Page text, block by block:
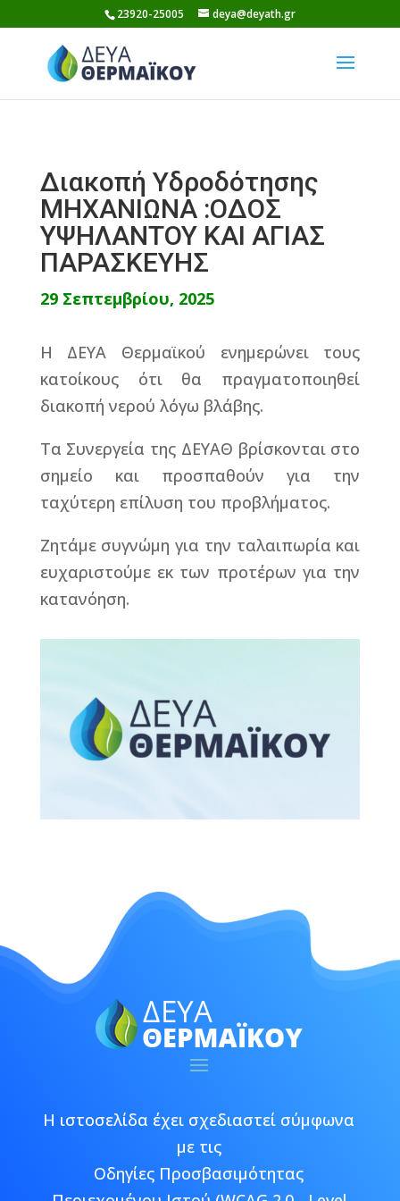
to
content
23920-25005 deya@deyath.gr
Διακοπή Υδροδότησης
ΜΗΧΑΝΙΩΝΑ :ΟΔΟΣ
ΥΨΗΛΑΝΤΟΥ ΚΑΙ ΑΓΙΑΣ
ΠΑΡΑΣΚΕΥΗΣ
29 Σεπτεμβρίου, 2025
Η ΔΕΥΑ Θερμαϊκού ενημερώνει τους
κατοίκους ότι θα πραγματοποιηθεί
διακοπή νερού λόγω βλάβης.
Τα Συνεργεία της ΔΕΥΑΘ βρίσκονται στο
σημείο και προσπαθούν για την
ταχύτερη επίλυση του προβλήματος.
Ζητάμε συγνώμη για την ταλαιπωρία και
ευχαριστούμε εκ των προτέρων για την
κατανόηση.
Η ιστοσελίδα έχει σχεδιαστεί σύμφωνα
με τις
Οδηγίες Προσβασιμότητας